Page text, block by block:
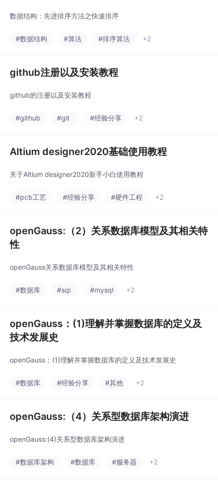
数据结构：先进排序方法之快速排序
#数据结构 #算法 #排序算法 +2
github注册以及安装教程
github的注册以及安装教程
#github #git #经验分享 +2
Altium designer2020基础使用教程
关于Altium designer2020新手小白使用教程
#pcb工艺 #经验分享 #硬件工程 +2
openGauss:（2）关系数据库模型及其相关特
性
openGauss关系数据库模型及其相关特性
#数据库 #sql #mysql +2
openGauss：(1)理解并掌握数据库的定义及
技术发展史
openGauss：(1)理解并掌握数据库的定义及技术发展史
#数据库 #经验分享 #其他 +2
openGauss:（4）关系型数据库架构演进
openGauss:(4)关系型数据库架构演进
#数据库架构 #数据库 #服务器 +2